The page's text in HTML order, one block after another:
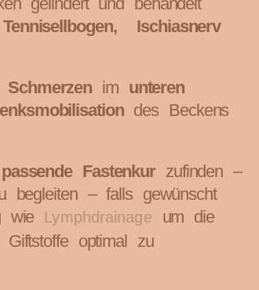
Ischiasnerv
Schmerzen im unteren
des Beckens
Fastenkur zufinden –
begleiten – falls gewünscht
wie
Lymphdrainage um die
optimal zu